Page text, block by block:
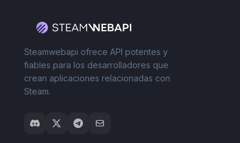
Steamwebapi ofrece API potentes y
fiables para los desarrolladores que
crean aplicaciones relacionadas con
Steam.